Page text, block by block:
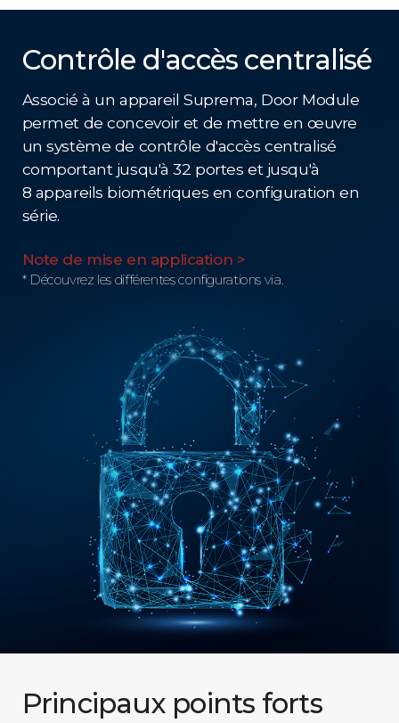
Contrôle d'accès centralisé
Associé à un appareil Suprema, Door Module
permet de concevoir et de mettre en œuvre
un système de contrôle d'accès centralisé
comportant jusqu'à 32 portes et jusqu'à
8 appareils biométriques en configuration en
série.
Note de mise en application >
* Découvrez les différentes configurations via.
Principaux points forts